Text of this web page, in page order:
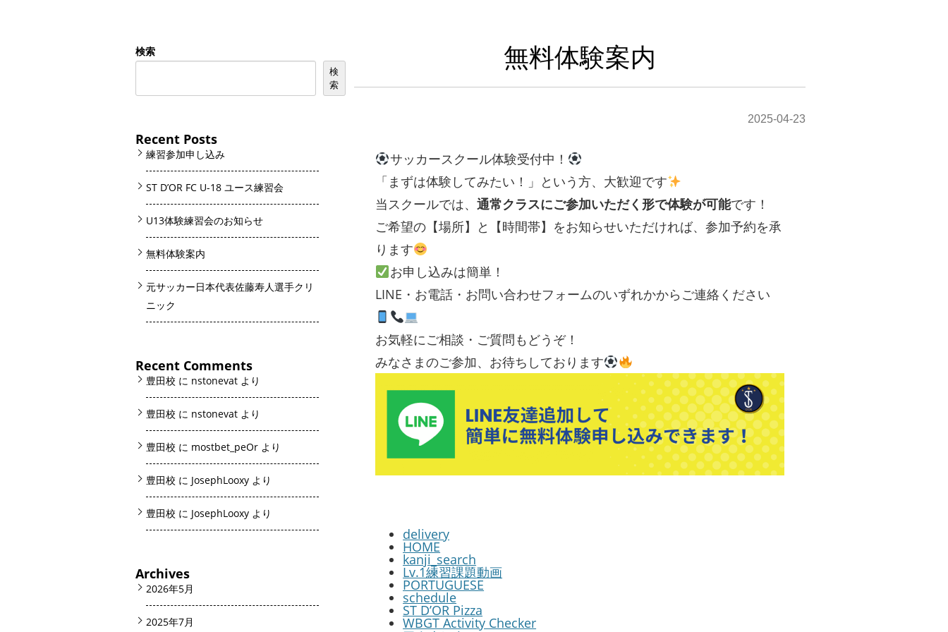
無料体験案内
2025-04-23
サッカースクール体験受付中！
「まずは体験してみたい！」という方、大歓迎です
当スクールでは、 通常クラスにご参加いただく形で体験が可能です！
ご希望の【場所】と【時間帯】をお知らせいただければ、参加予約を承
ります
お申し込みは簡単！
LINE・お電話・お問い合わせフォームのいずれかからご連絡ください
お気軽にご相談・ご質問もどうぞ！
みなさまのご参加、お待ちしております
delivery
HOME
kanji_search
Lv.1練習課題動画
PORTUGUESE
schedule
ST D’OR Pizza
WBGT Activity Checker
検索
検
索
Recent Posts
練習参加申し込み
ST D’OR FC U-18 ユース練習会
U13体験練習会のお知らせ
無料体験案内
元サッカー日本代表佐藤寿人選手クリ
ニック
Recent Comments
豊田校 に nstonevat より
豊田校 に nstonevat より
豊田校 に mostbet_peOr より
豊田校 に JosephLooxy より
豊田校 に JosephLooxy より
Archives
2026年5月
2025年7月